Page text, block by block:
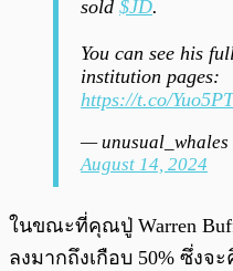
sold $JD.
You can see his
institution pages:
https://t.co/
— unusual_whales
August 14, 2024
ในขณะที่คุณปู่ Warren
ลงมากถึงเกือบ 50% ซึ่งจ